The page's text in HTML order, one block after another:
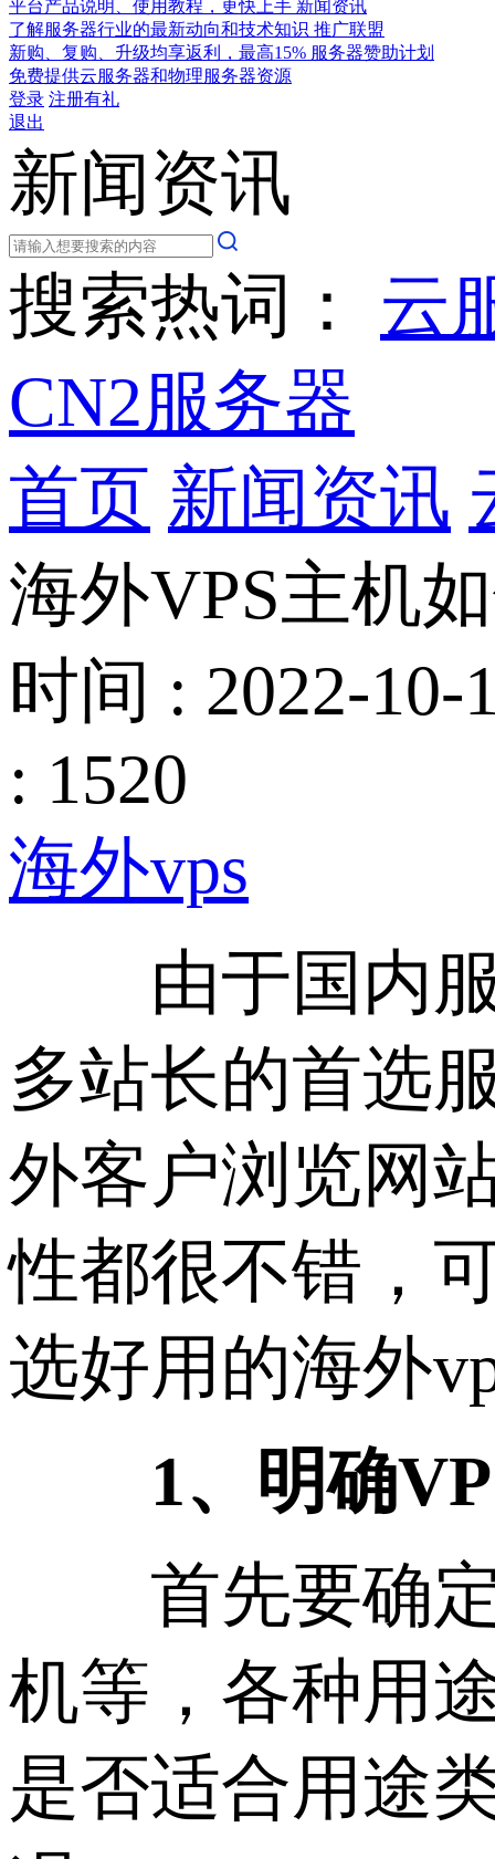
平台产品说明、使用教程，更快上手 新闻资讯
了解服务器行业的最新动向和技术知识 推广联盟
新购、复购、升级均享返利，最高15% 服务器赞助计划
免费提供云服务器和物理服务器资源
登录 注册有礼
退出
新闻资讯
搜索热词： 云
CN2服务器
首页 新闻资讯
海外VPS主机
时间 : 2022-10-
: 1520
海外vps
由于国内服
多站长的首选
外客户浏览网
性都很不错，
选好用的海外
1、明确
首先要确定
机等，各种用
是否适合用途